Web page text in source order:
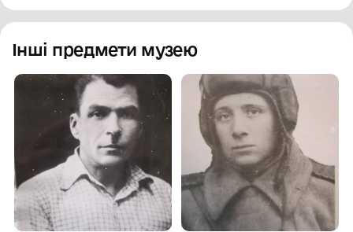
Інші предмети музею